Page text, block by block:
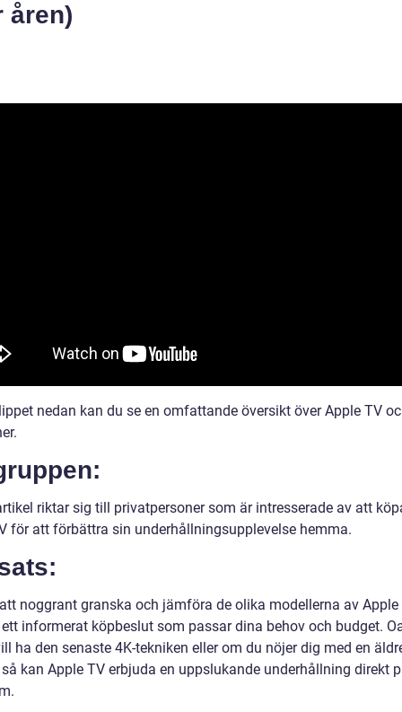
åren)
nedan kan du se en omfattande översikt över Apple TV
riktar sig till privatpersoner som är intresserade av att
för att förbättra sin underhållningsupplevelse hemma.
noggrant granska och jämföra de olika modellerna av Apple
informerat köpbeslut som passar dina behov och budget.
ha den senaste 4K-tekniken eller om du nöjer dig med en
kan Apple TV erbjuda en uppslukande underhållning direkt